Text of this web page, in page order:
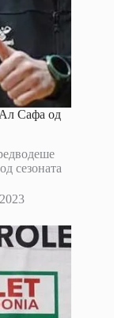
Сафа од
сезоната